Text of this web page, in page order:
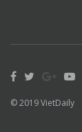
© 2019VietDaily